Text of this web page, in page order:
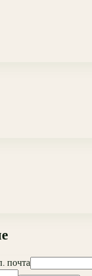
почта